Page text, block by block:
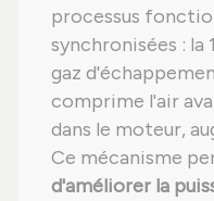
processus
synchronisées : la
gaz
comprime l'air
dans le moteur,
Ce mécanisme
d'améliorer la